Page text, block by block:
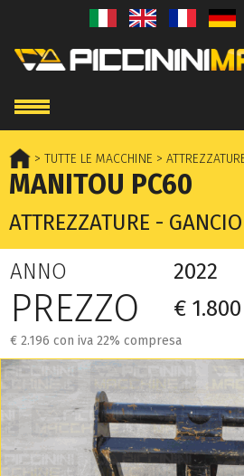
> TUTTE LE MACCHINE >
MANITOU PC60
ATTREZZATURE -
ANNO
2022
PREZZO € 1.800
€ 2.196 con iva 22% compresa